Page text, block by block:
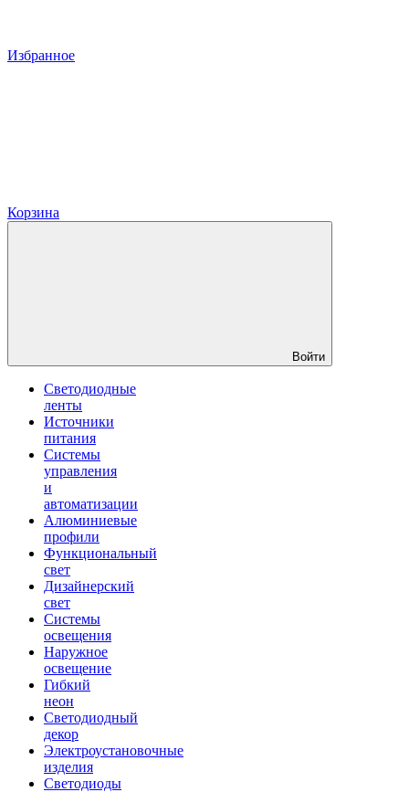
Избранное
Корзина
Войти
Светодиодные
ленты
Источники
питания
Системы
управления
и
автоматизации
Алюминиевые
профили
Функциональный
свет
Дизайнерский
свет
Системы
освещения
Наружное
освещение
Гибкий
неон
Светодиодный
декор
Электроустановочные
изделия
Светодиоды